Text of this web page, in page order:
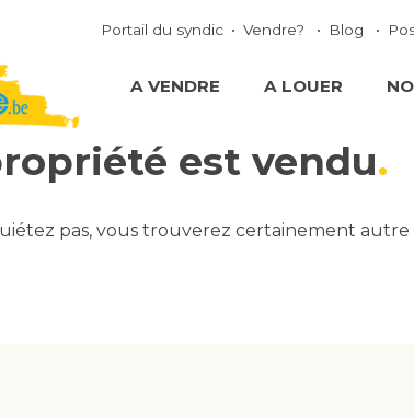
Portail du syndic Vendre? Blog
A VENDRE A LOUER
est vendu
pas, vous trouverez certainement autre